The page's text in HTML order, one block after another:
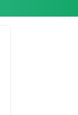
de média